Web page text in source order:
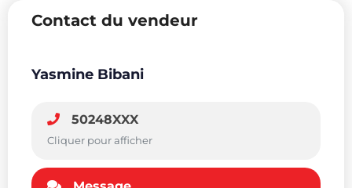
Contact du vendeur
Yasmine Bibani
50248XXX
Cliquer pour afficher